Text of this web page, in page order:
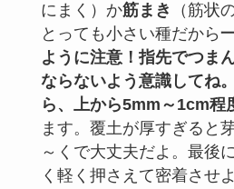
にまく）か筋まき
（筋状
とっても小さい種だから
ように注意！指先でつま
ならないよう意識してね
ら、上から5mm～1cm程
ます。覆土が厚すぎると
～くで大丈夫だよ。最後
く軽く押さえて密着させ